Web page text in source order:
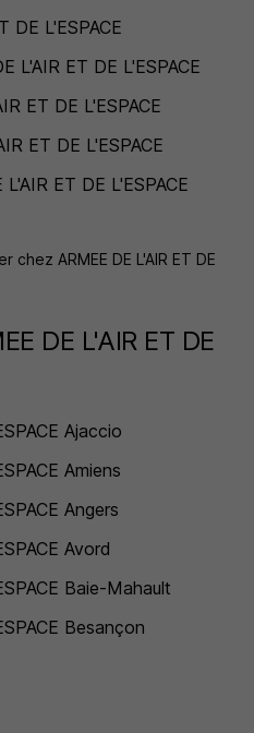
DE L'ESPACE
L'AIR ET DE L'ESPACE
ET DE L'ESPACE
ET DE L'ESPACE
ET DE L'ESPACE
ARMEE DE L'AIR ET DE
DE L'AIR ET DE
Ajaccio
Amiens
Angers
Avord
Baie-Mahault
Besançon